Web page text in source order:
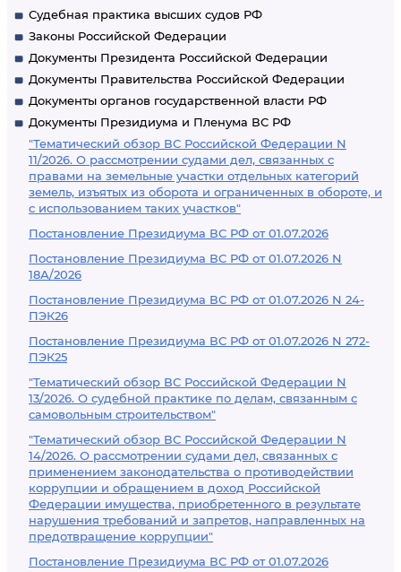
Судебная практика высших судов РФ
Законы Российской Федерации
Документы Президента Российской Федерации
Документы Правительства Российской Федерации
Документы органов государственной власти РФ
Документы Президиума и Пленума ВС РФ
"Тематический обзор ВС Российской Федерации N
11/2026. О рассмотрении судами дел, связанных с
правами на земельные участки отдельных категорий
земель, изъятых из оборота и ограниченных в обороте, и
с использованием таких участков"
Постановление Президиума ВС РФ от 01.07.2026
Постановление Президиума ВС РФ от 01.07.2026 N
18А/2026
Постановление Президиума ВС РФ от 01.07.2026 N 24-
ПЭК26
Постановление Президиума ВС РФ от 01.07.2026 N 272-
ПЭК25
"Тематический обзор ВС Российской Федерации N
13/2026. О судебной практике по делам, связанным с
самовольным строительством"
"Тематический обзор ВС Российской Федерации N
14/2026. О рассмотрении судами дел, связанных с
применением законодательства о противодействии
коррупции и обращением в доход Российской
Федерации имущества, приобретенного в результате
нарушения требований и запретов, направленных на
предотвращение коррупции"
Постановление Президиума ВС РФ от 01.07.2026